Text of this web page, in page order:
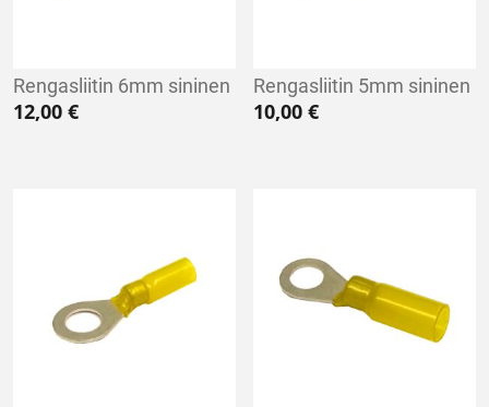
Rengasliitin 6mm sininen
12,00 €
Rengasliitin 5mm sininen
10,00€